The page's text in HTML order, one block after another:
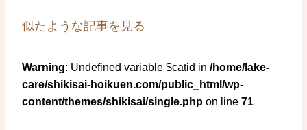
似たような記事を見る
Warning: Undefined variable $catid in /home/lake-
care/shikisai-hoikuen.com/public_html/wp-
content/themes/shikisai/single.php on line 71